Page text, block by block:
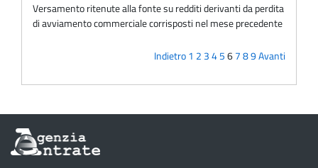
Versamento ritenute alla fonte su redditi derivanti da perdita
di avviamento commerciale corrisposti nel mese precedente
Indietro1 2 3456789Avanti
Informazioni
sul